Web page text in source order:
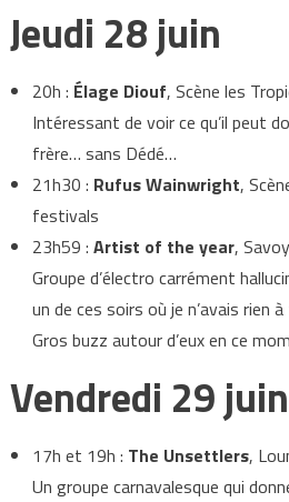
Jeudi 28 juin
20h : Élage Diouf, Scène les
Intéressant de voir ce qu’il peut
frère… sans Dédé…
21h30 : Rufus Wainwright,
festivals
23h59 : Artist of the year,
Groupe d’électro carrément
un de ces soirs où je n’avais rien
Gros buzz autour d’eux en ce
Vendredi 29 juin
17h et 19h : The Unsettlers,
Un groupe carnavalesque qui